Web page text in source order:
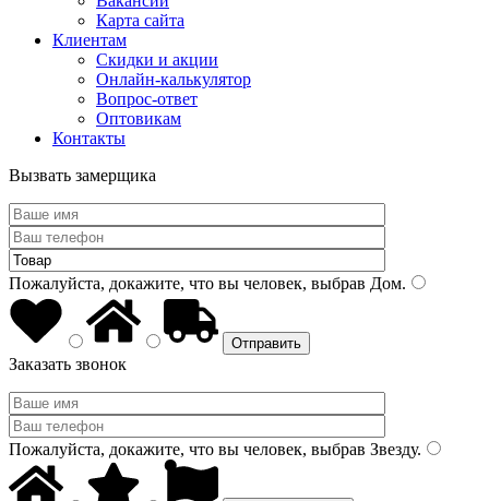
Карта сайта
Клиентам
Скидки и акции
Онлайн-калькулятор
Вопрос-ответ
Оптовикам
Контакты
Вызвать замерщика
Пожалуйста, докажите, что вы человек, выбрав Дом.
Заказать звонок
Пожалуйста, докажите, что вы человек, выбрав Звезду.